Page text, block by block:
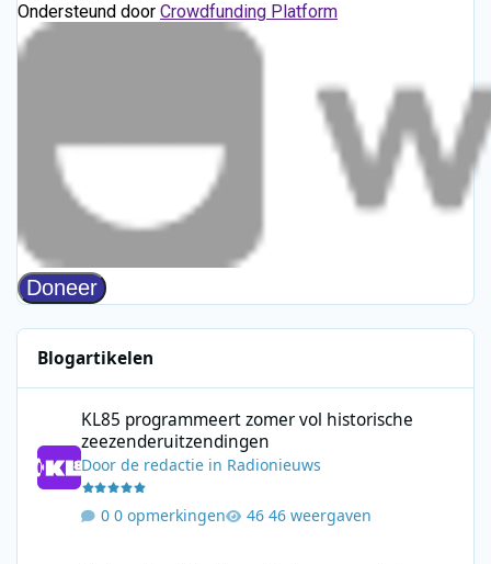
Blogartikelen
KL85 programmeert zomer vol historische
zeezenderuitzendingen
Doorde redactie in Radionieuws
0 opmerkingen 46 weergaven